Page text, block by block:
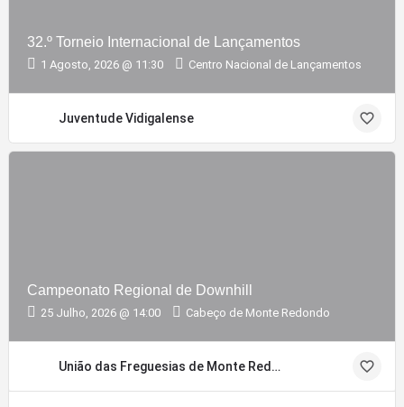
32.º Torneio Internacional de Lançamentos
1 Agosto, 2026 @ 11:30 Centro Nacional de Lançamentos
Juventude Vidigalense
Campeonato Regional de Downhill
25 Julho, 2026 @ 14:00 Cabeço de Monte Redondo
União das Freguesias de Monte Redondo e Carreira